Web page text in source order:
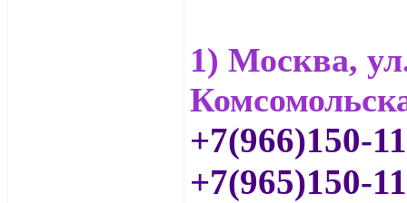
1) Москва,
+7(966)150-
+7(965)150-